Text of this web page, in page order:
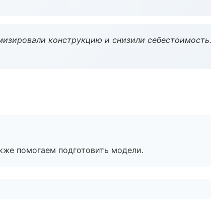
конструкцию и снизили себестоимость.
помогаем подготовить модели.